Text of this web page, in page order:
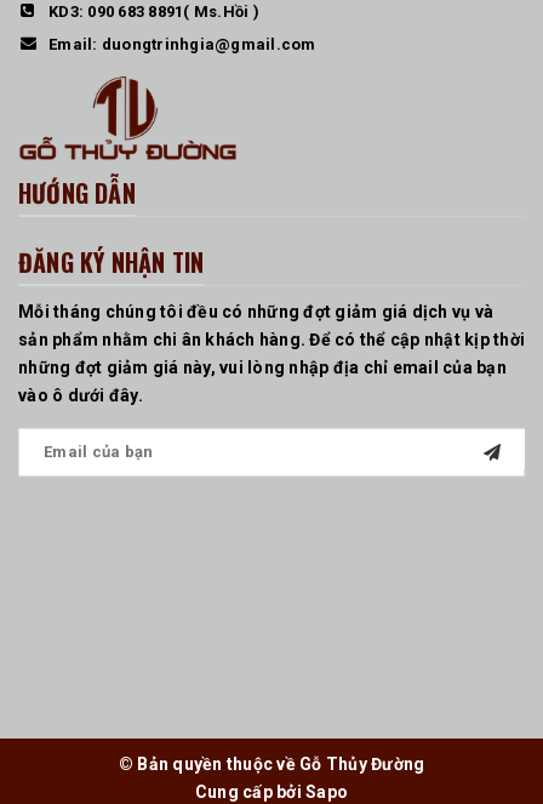
KD3: 090 683 8891 ( Ms.Hồi )
Email: duongtrinhgia@gmail.com
HƯỚNG DẪN
ĐĂNG KÝ NHẬN TIN
Mỗi tháng chúng tôi đều có những đợt giảm giá dịch vụ và
sản phẩm nhằm chi ân khách hàng. Để có thể cập nhật kịp thời
những đợt giảm giá này, vui lòng nhập địa chỉ email của bạn
vào ô dưới đây.
© Bản quyền thuộc về Gỗ Thủy Đường
Cung cấp bởiSapo